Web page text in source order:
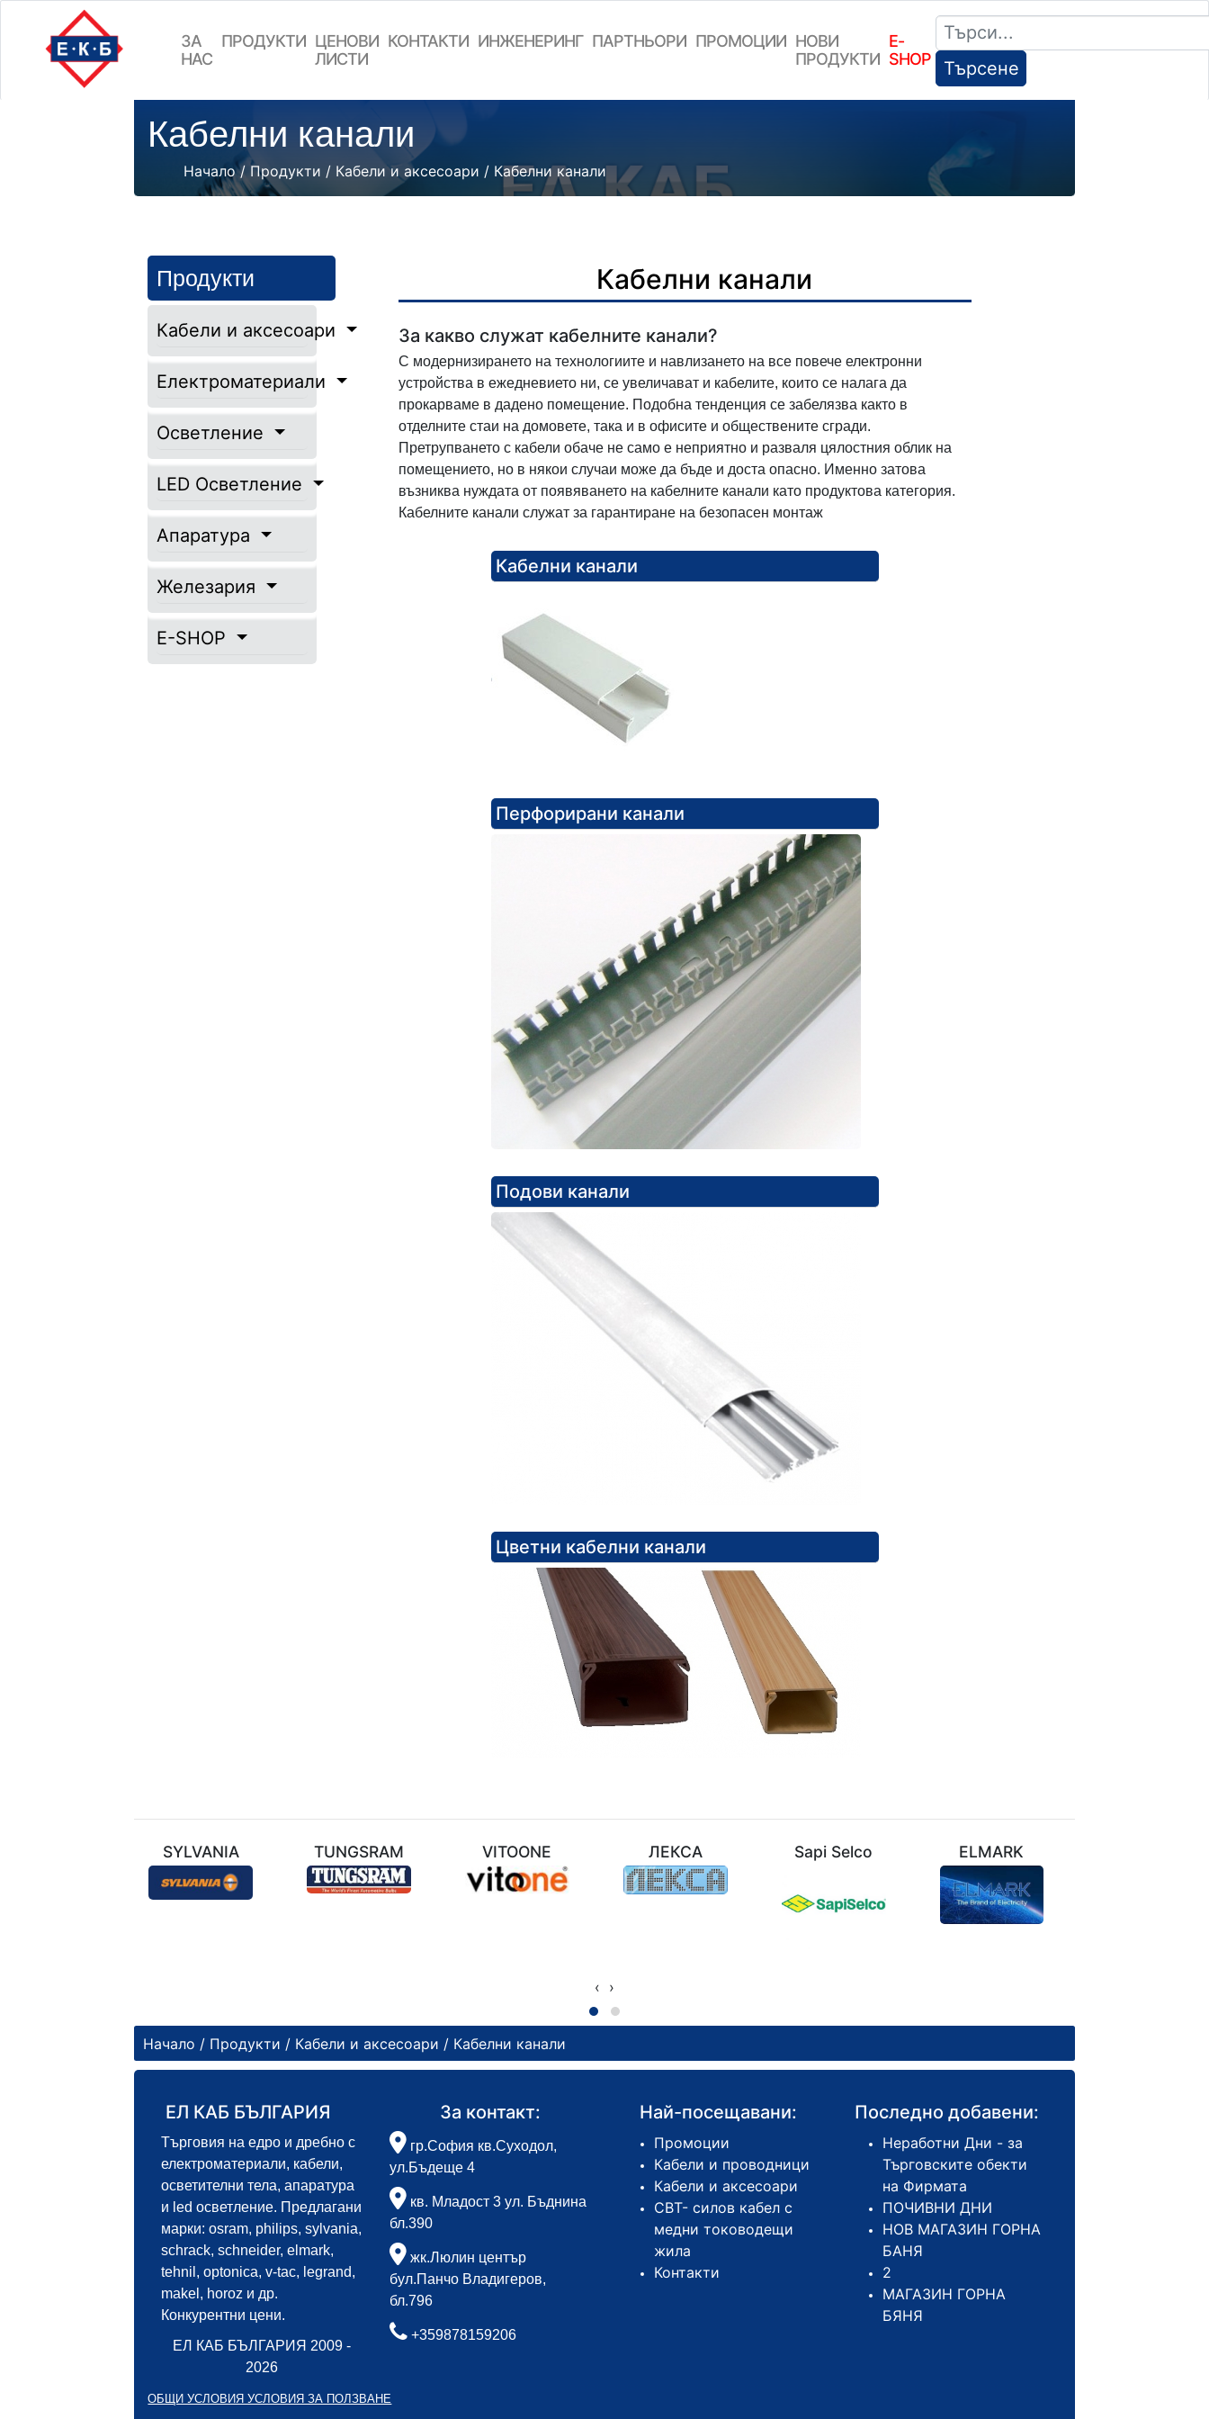
ЗА
НАС
ПРОДУКТИ ЦEНОВИ
ЛИСТИ
КОНТАКТИ ИНЖЕНЕРИНГ ПАРТНЬОРИ ПРОМОЦИИ НОВИ
ПРОДУКТИ
E-
SHOP
Търсене
Кабелни канали
Начало/ Продукти / Кабели и аксесоари / Кабелни канали
Продукти
Кабели и аксесоари
Електроматериали
Осветление
LED Осветление
Апаратура
Железария
E-SHOP
Кабелни канали
За какво служат кабелните канали?
С модернизирането на технологиите и навлизането на все повече електронни
устройства в ежедневието ни, се увеличават и кабелите, които се налага да
прокарваме в дадено помещение. Подобна тенденция се забелязва както в
отделните стаи на домовете, така и в офисите и обществените сгради.
Претрупването с кабели обаче не само е неприятно и разваля цялостния облик на
помещението, но в някои случаи може да бъде и доста опасно. Именно затова
възниква нуждата от появяването на кабелните канали като продуктова категория.
Кабелните канали служат за гарантиране на безопасен монтаж
Кабелни канали
Перфорирани канали
Подови канали
Цветни кабелни канали
SYLVANIA TUNGSRAM VITOONE ЛЕКСА Sapi Selco ELMARK
‹ ›
Начало / Продукти / Кабели и аксесоари / Кабелни канали
ЕЛ КАБ БЪЛГАРИЯ
Търговия на едро и дребно с
електроматериали, кабели,
осветителни тела, апаратура
и led осветление. Предлагани
марки: osram, philips, sylvania,
schrack, schneider, elmark,
tehnil, optonica, v-tac, legrand,
makel, horoz и др.
Конкурентни цени.
ЕЛ КАБ БЪЛГАРИЯ 2009 -
2026
За контакт:
гр.София кв.Суходол,
ул.Бъдеще 4
кв. Младост 3 ул. Бъднина
бл.390
жк.Люлин център
бул.Панчо Владигеров,
бл.796
+359878159206
Най-посещавани:
Промоции
Кабели и проводници
Кабели и аксесоари
СВТ- силов кабел с
медни тоководещи
жила
Контакти
Последно добавени:
Неработни Дни - за
Търговските обекти
на Фирмата
ПОЧИВНИ ДНИ
НОВ МАГАЗИН ГОРНА
БАНЯ
2
МАГАЗИН ГОРНА
БЯНЯ
ОБЩИ УСЛОВИЯ УСЛОВИЯ ЗА ПОЛЗВАНЕ